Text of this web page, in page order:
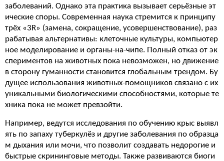
заболеваний. Однако эта практика вызывает серьёзные эт
ические споры. Современная наука стремится к принципу
трёх «3R» (замена, сокращение, усовершенствование), раз
рабатывая альтернативы: клеточные культуры, компьютер
ное моделирование и органы-на-чипе. Полный отказ от эк
спериментов на животных пока невозможен, но движение
в сторону гуманности становится глобальным трендом. Бу
дущее использования животных-помощников связано с их
уникальными биологическими способностями, которые те
хника пока не может превзойти.
Например, ведутся исследования по обучению крыс выявл
ять по запаху туберкулёз и другие заболевания по образца
м дыхания или мочи, что позволит создавать недорогие и
быстрые скрининговые методы. Также развиваются биоги